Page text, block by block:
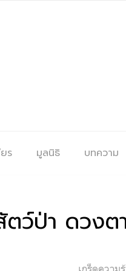
ร มูลนิธิ บทความ
ว์ป่า ดวง
Categories:
เกร็ดความรู้